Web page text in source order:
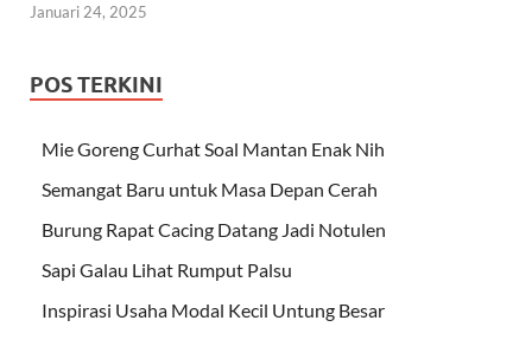
Januari 24, 2025
POS TERKINI
Mie Goreng Curhat Soal Mantan Enak Nih
Semangat Baru untuk Masa Depan Cerah
Burung Rapat Cacing Datang Jadi Notulen
Sapi Galau Lihat Rumput Palsu
Inspirasi Usaha Modal Kecil Untung Besar